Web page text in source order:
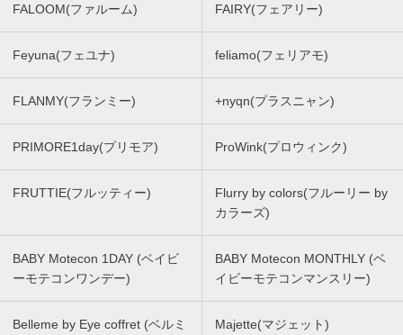
FALOOM(ファルーム) FAIRY(フェアリー)
Feyuna(フェユナ) feliamo(フェリアモ)
FLANMY(フランミー) +nyqn(プラスニャン)
PRIMORE1day(プリモア) ProWink(プロウィンク)
FRUTTIE(フルッティー)
Flurry by colors(フルーリー by
カラーズ)
BABY Motecon 1DAY (ベイビ
ーモテコンワンデー)
BABY Motecon MONTHLY (ベ
イビーモテコンマンスリー)
Belleme by Eye coffret (ベルミ
Majette(マジェット)